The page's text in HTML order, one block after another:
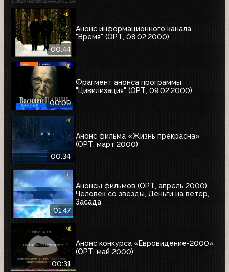
00:44
Анонс информационного канала
"Время" (ОРТ, 08.02.2000)
00:09
Фрагмент анонса программы
"Цивилизация" (ОРТ, 09.02.2000)
00:34
Анонс фильма «Жизнь прекрасна»
(ОРТ, март 2000)
01:47
Анонсы фильмов (ОРТ, апрель 2000)
Человек со звезды, Деньги на ветер,
Засада
00:31
Анонс конкурса «Евровидение-2000»
(ОРТ, май 2000)